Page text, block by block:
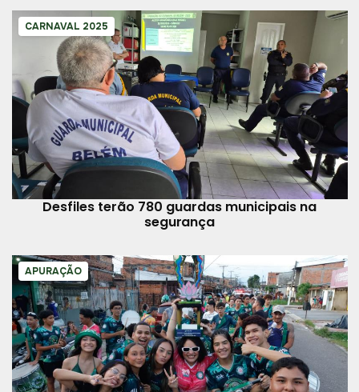
CARNAVAL 2025
Desfiles terão 780 guardas municipais na
segurança
APURAÇÃO